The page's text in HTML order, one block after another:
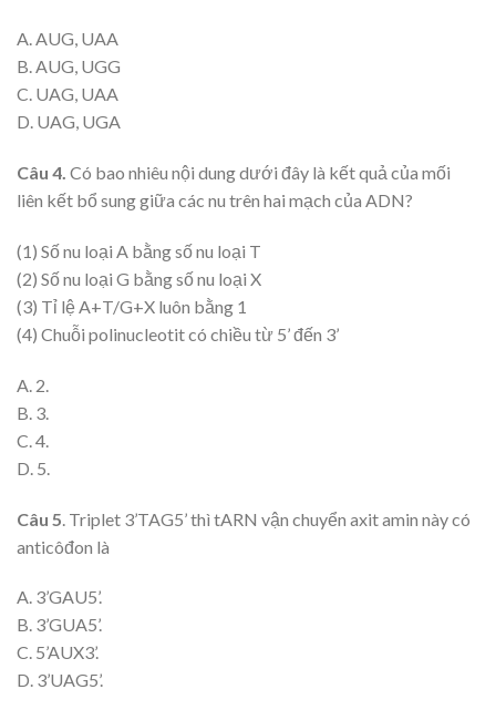
A. AUG, UAA
B. AUG, UGG
C. UAG, UAA
D. UAG, UGA
Câu 4. Có bao nhiêu nội dung dưới đây là kết quả của mối
liên kết bổ sung giữa các nu trên hai mạch của ADN?
(1) Số nu loại A bằng số nu loại T
(2) Số nu loại G bằng số nu loại X
(3) Tỉ lệ A+T/G+X luôn bằng 1
(4) Chuỗi polinucleotit có chiều từ 5’ đến 3’
A. 2.
B. 3.
C. 4.
D. 5.
Câu 5 . Triplet 3’TAG5’ thì tARN vận chuyển axit amin này có
anticôđon là
A. 3’GAU5’.
B. 3’GUA5’.
C. 5’AUX3’.
D. 3’UAG5’.